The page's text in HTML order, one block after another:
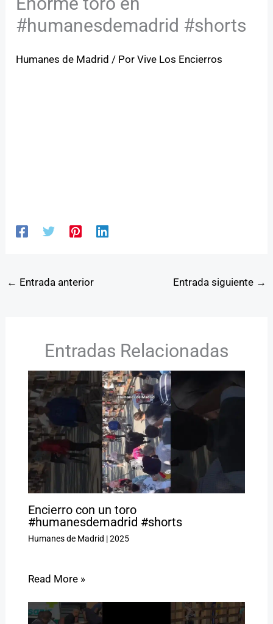
#humanesdemadrid #shorts
Humanes de Madrid / PorVive Los Encierros
← Entrada anterior Entrada siguiente →
Entradas Relacionadas
Encierro con un toro
#humanesdemadrid #shorts
Humanes de Madrid |2025
Read More »